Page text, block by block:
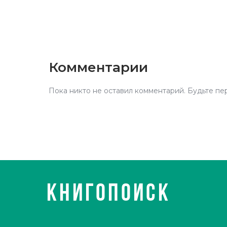
Комментарии
Пока никто не оставил комментарий. Будьте
КНИГОПОИСК